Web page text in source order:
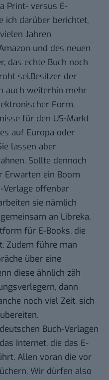
Print- versus E-
ich darüber berichtet,
Jahren
und des neuen
das echte Buch noch
sei.Besitzer der
auch weiterhin mehr
Form.
für den US-Markt
auf Europa oder
lassen aber
Sollte dennoch
ein Boom
Verlage offenbar
sie nämlich
an Libreka,
für E-Books, die
Zudem führe man
über eine
diese ähnlich zäh
dann
noch viel Zeit, sich
Buch-Verlagen
Internet, die das E-
Allen voran die vor
Wir dürfen also